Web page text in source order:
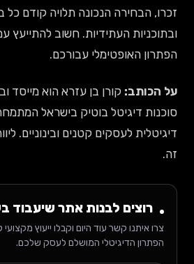
הבחירה הנכונה תלויה קודם כל
העתידיות. חשוב להתייעץ עם
האופטימלי עבורכם.
דיגיטל בוטיק בישראל המתמחה
לעסקים קטנים ובינוניים. ליווה
רוצים לבנות אתר שיעבוד
איתנו קשר עוד היום וקבלו ייעוץ מקצועי ללא
הדיגיטלי המושלם לעסק שלכם.